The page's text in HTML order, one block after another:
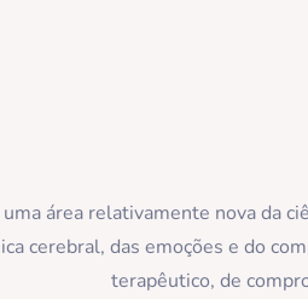
área relativamente nova da
cerebral, das emoções e do
terapêutico, de